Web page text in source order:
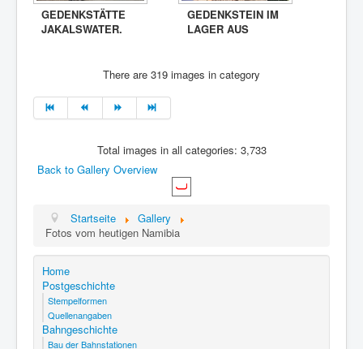
GEDENKSTÄTTE
JAKALSWATER.
GEDENKSTEIN IM
LAGER AUS
There are 319 images in category
Total images in all categories: 3,733
Back to Gallery Overview
Startseite
Gallery
Fotos vom heutigen Namibia
Home
Postgeschichte
Stempelformen
Quellenangaben
Bahngeschichte
Bau der Bahnstationen